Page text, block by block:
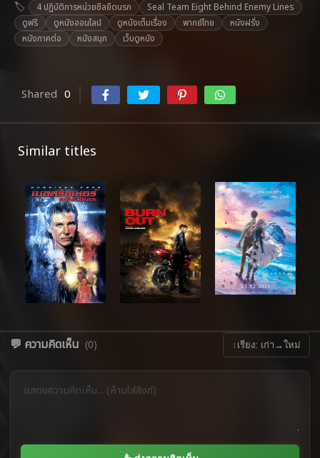
4 ปฏิบัติการหน่วยซีลยึดนรก
Seal Team Eight Behind Enemy Lines
ดูฟรี
ดูหนังออนไลน์ ดูหนังเต็มเรื่อง พากย์ไทย
หนังฝรั่ง
หนังภาคต่อ
หนังสนุก เว็บดูหนัง
Shared 0
Similar titles
💬 ความคิดเห็น (0) ↕ เรียง: เก่า→ใหม่